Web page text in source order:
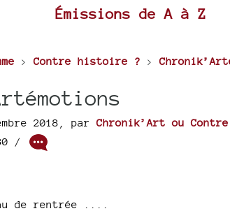
Émissions de A à Z
>Contre histoire ? >
2018 parChronik’Art ou
/
de rentrée ....